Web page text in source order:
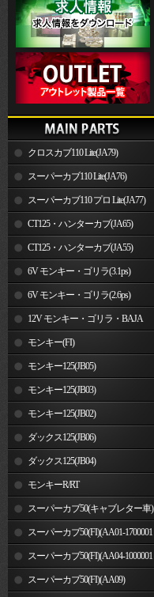
クロスカブ110 Lite(JA79)
スーパーカブ110 Lite(JA76)
スーパーカブ110 プロ Lite(JA77)
CT125・ハンターカブ(JA65)
CT125・ハンターカブ(JA55)
6V モンキー・ゴリラ(3.1ps)
6V モンキー・ゴリラ(2.6ps)
12V モンキー・ゴリラ・BAJA
モンキー(FI)
モンキー125(JB05)
モンキー125(JB03)
モンキー125(JB02)
ダックス125(JB06)
ダックス125(JB04)
モンキーR/RT
スーパーカブ50(キャブレター車)
スーパーカブ50(FI)(AA01-1700001
～) スーパーカブ50(FI)(AA04-1000001
～) スーパーカブ50(FI)(AA09)